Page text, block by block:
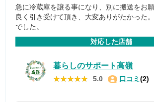
急に冷蔵庫を譲る事になり、別に搬送をお
良く引き受けて頂き、大変ありがたかった
でした。
対応した店舗
暮らしのサポート高嶺
★★★★★
★★★★★ 5.0 口コミ (2)